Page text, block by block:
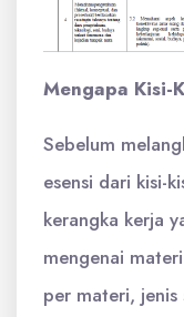
Mengapa Kisi-
Sebelum
esensi dari kisi-
kerangka kerja
mengenai
per materi, jenis